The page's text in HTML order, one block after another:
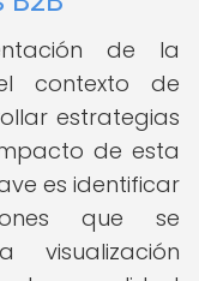
de la
contexto de
estrategias
de esta
es identificar
que se